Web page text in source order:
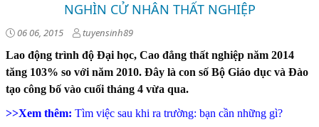
NGHÌN CỬ NHÂN THẤT NGHIỆP
06 06, 2015 tuyensinh89
Lao động trình độ Đại học, Cao đẳng thất nghiệp năm 2014
tăng 103% so với năm 2010. Đây là con số Bộ Giáo dục và Đào
tạo công bố vào cuối tháng 4 vừa qua.
>>Xem thêm: Tìm việc sau khi ra trường: bạn cần những gì?